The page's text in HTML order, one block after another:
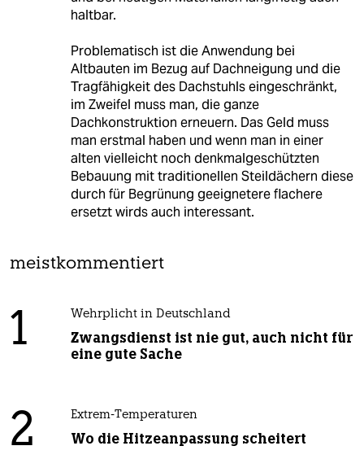
haltbar.
Problematisch ist die Anwendung bei
Altbauten im Bezug auf Dachneigung und die
Tragfähigkeit des Dachstuhls eingeschränkt,
im Zweifel muss man, die ganze
Dachkonstruktion erneuern. Das Geld muss
man erstmal haben und wenn man in einer
alten vielleicht noch denkmalgeschützten
Bebauung mit traditionellen Steildächern diese
durch für Begrünung geeignetere flachere
ersetzt wirds auch interessant.
meistkommentiert
1 Wehrplicht in Deutschland
Zwangsdienst ist nie gut, auch nicht für
eine gute Sache
2 Extrem-Temperaturen
Wo die Hitzeanpassung scheitert